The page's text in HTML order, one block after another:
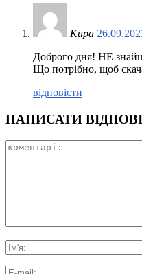
Кира
Доброго дня! НЕ
Що потрібно, щоб
відповісти
НАПИСАТИ